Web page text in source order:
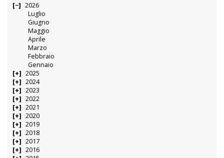
2026
Luglio
Giugno
Maggio
Aprile
Marzo
Febbraio
Gennaio
2025
2024
2023
2022
2021
2020
2019
2018
2017
2016